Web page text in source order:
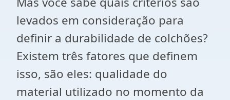
levados em consideração para
definir a durabilidade de colchões?
Existem três fatores que definem
isso, são eles: qualidade do
material utilizado no momento da